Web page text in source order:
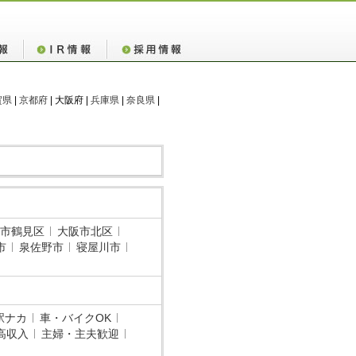
県 京都府 | 大阪府 | 兵庫県 奈良県
鶴見区
大阪市北区
泉佐野市
寝屋川市
ナカ
車・バイクOK
収入
主婦・主夫歓迎